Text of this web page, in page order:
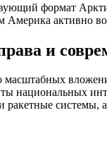
формат
Америка активно
и
масштабных
национальных
ракетные системы,